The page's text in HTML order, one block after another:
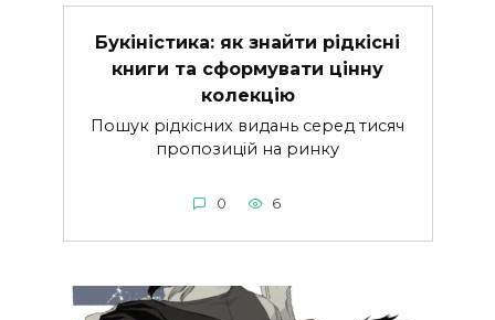
Букіністика: як знайти рідкісні
книги та сформувати цінну
колекцію
Пошук рідкісних видань серед тисяч
пропозицій на ринку
0 6